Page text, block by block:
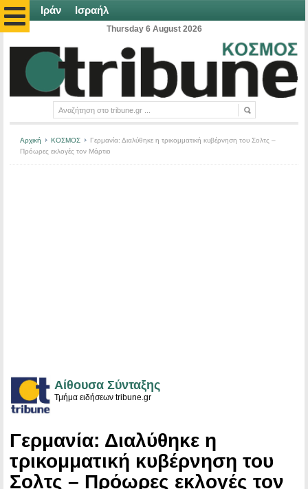
Ιράν Ισραήλ
Thursday 6 August 2026
Αρχική ΚΟΣΜΟΣ
Γερμανία: Διαλύθηκε η τρικομματική κυβέρνηση του Σολτς –
Πρόωρες εκλογές τον Μάρτιο
Αίθουσα Σύνταξης
Τμήμα ειδήσεων tribune.gr
Γερμανία: Διαλύθηκε η
τρικομματική κυβέρνηση του
Σολτς – Πρόωρες εκλογές τον